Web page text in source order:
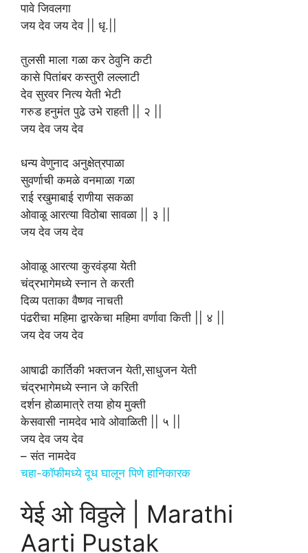
पावे जिवलगा
जय देव जय देव || धृ.||
तुलसी माला गळा कर ठेवुनि कटी
कासे पितांबर कस्तुरी लल्लाटी
देव सुरवर नित्य येती भेटी
गरुड हनुमंत पुढे उभे राहती || २ ||
जय देव जय देव
धन्य वेणुनाद अनुक्षेत्रपाळा
सुवर्णाची कमळे वनमाळा गळा
राई रखुमाबाई राणीया सकळा
ओवाळू आरत्या विठोबा सावळा || ३ ||
जय देव जय देव
ओवाळू आरत्या कुरवंड्या येती
चंद्रभागेमध्ये स्नान ते करती
दिव्य पताका वैष्णव नाचती
पंढरीचा महिमा द्वारकेचा महिमा वर्णावा किती || ४ ||
जय देव जय देव
आषाढी कार्तिकी भक्तजन येती,साधुजन येती
चंद्रभागेमध्ये स्नान जे करिती
दर्शन होळामात्रे तया होय मुक्ती
केसवासी नामदेव भावे ओवाळिती || ५ ||
जय देव जय देव
– संत नामदेव
चहा-कॉफीमध्ये दूध घालून पिणे हानिकारक
येई ओ विठ्ठले | Marathi
Aarti Pustak